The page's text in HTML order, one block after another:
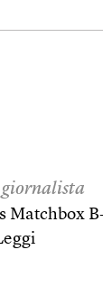
giornalista
Matchbox